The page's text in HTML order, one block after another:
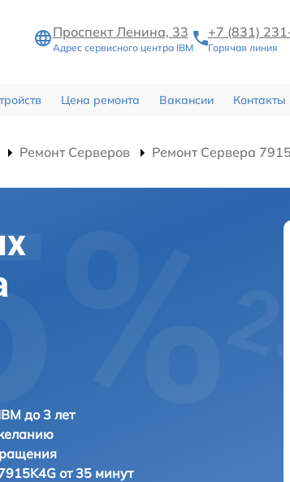
Проспект Ленина, 33
Адрес сервисного центра IBM
+7 (831)
Горячая линия
Цена ремонта Вакансии Контакты
Ремонт Серверов Ремонт Сервера
до 3 лет
от 35 минут